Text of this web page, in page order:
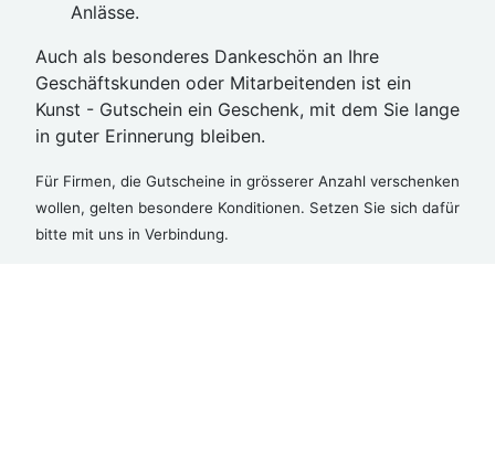
Anlässe.
Auch als besonderes Dankeschön an Ihre
Geschäftskunden oder Mitarbeitenden ist ein
Kunst - Gutschein ein Geschenk, mit dem Sie lange
in guter Erinnerung bleiben.
Für Firmen, die Gutscheine in grösserer Anzahl verschenken
wollen, gelten besondere Konditionen. Setzen Sie sich dafür
bitte mit uns in Verbindung.